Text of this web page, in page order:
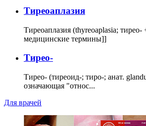
Тиреоаплазия
Тиреоаплазия (thyreoaplasia;
медицинские термины]]
Тирео-
Тирео- (тиреоид-; тиро-; анат.
означающая "относ...
Для врачей